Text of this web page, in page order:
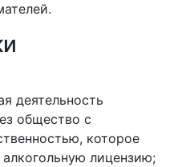
деятельность
общество с
которое
лицензию;